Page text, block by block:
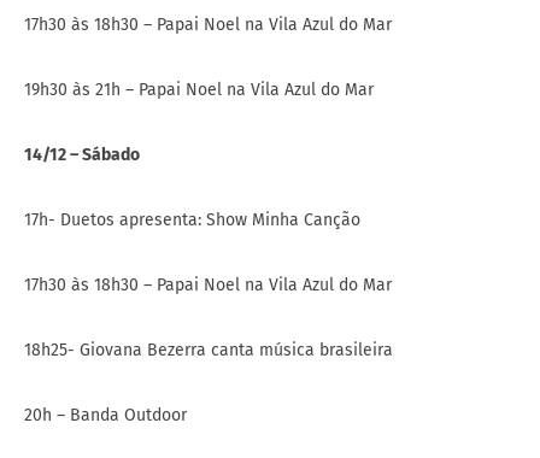
17h30 às 18h30 – Papai Noel na Vila Azul do Mar
19h30 às 21h – Papai Noel na Vila Azul do Mar
14/12 – Sábado
17h- Duetos apresenta: Show Minha Canção
17h30 às 18h30 – Papai Noel na Vila Azul do Mar
18h25- Giovana Bezerra canta música brasileira
20h – Banda Outdoor